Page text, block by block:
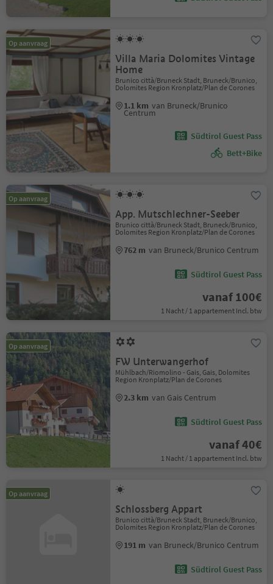
Op aanvraag
Villa Maria Dolomites Vintage
Home
Brunico città/Bruneck Stadt, Bruneck/Brunico,
Dolomites Region Kronplatz/Plan de Corones
1.1 km van Bruneck/Brunico
Centrum
Südtirol Guest Pass
Bett+Bike
Op aanvraag
App. Mutschlechner-Seeber
Brunico città/Bruneck Stadt, Bruneck/Brunico,
Dolomites Region Kronplatz/Plan de Corones
762 m van Bruneck/Brunico Centrum
Südtirol Guest Pass
vanaf 100€
1 Nacht / 1 appartement Incl. btw
Op aanvraag
FW Unterwangerhof
Mühlbach/Riomolino - Gais, Gais, Dolomites
Region Kronplatz/Plan de Corones
2.3 km van Gais Centrum
Südtirol Guest Pass
vanaf 40€
1 Nacht / 1 appartement Incl. btw
Op aanvraag
Schlossberg Appart
Brunico città/Bruneck Stadt, Bruneck/Brunico,
Dolomites Region Kronplatz/Plan de Corones
191 m van Bruneck/Brunico Centrum
Südtirol Guest Pass